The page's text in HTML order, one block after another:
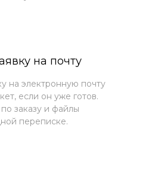
на электронную почту
если он уже готов.
заказу и файлы
переписке.
на почту